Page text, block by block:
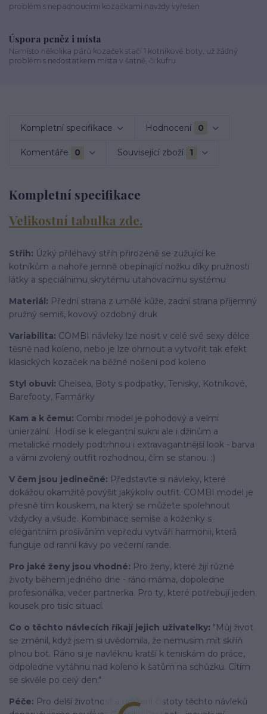
problém s nepadnoucími kozačkami navždy vyřešen
Úspora peněz i místa
Namísto několika párů kozaček stačí 1 kotníkové boty, už žádný
problém s nedostatkem místa v šatně, či kufru
Kompletní specifikace Hodnocení 0
Komentáře 0 Související zboží 1
Kompletní specifikace
Velikostní tabulka zde.
Střih: Úzký přiléhavý střih přirozeně se zužující ke
kotníkům a nahoře jemně obepínající nožku díky pružnosti
látky a speciálnimu skrytému utahovacímu systému
Materiál: Přední strana z umělé kůže, zadní strana příjemný
pružný semiš, kovový ozdobný druk
Variabilita: COMBI návleky lze nosit v celé své sexy délce
těsně nad koleno, nebo je lze ohrnout a vytvořit tak efekt
klasických kozaček na běžné nošení pod koleno
Styl obuvi: Chelsea, Boty s podpatky, Tenisky, Kotníkové,
Barefooty, Farmářky
Kam a k čemu: Combi model je pohodový a velmi
unierzální. Hodí se k elegantní sukni ale i džínům a
metalické modely podtrhnou i extravagantnější look - barva
a vámi zvolený outfit rozhodnou, čím se stanou. :)
V čem jsou jedinečné: Představte si návleky, které
dokážou okamžitě povýšit jakýkoliv outfit. COMBI model je
přesně tím kouskem, na který se můžete spolehnout
vždycky a všude. Kombinace semiše a koženky s
elegantním prošíváním vepředu vytváří harmonii, která
funguje od ranní kávy po večerní rande.
Pro jaké ženy jsou vhodné: Pro ženy, které žijí různé
životy během jedného dne - ráno máma, dopoledne
profesionálka, večer partnerka. Pro ty, které potřebují jeden
kousek pro tisíc situací.
Co o těchto návlecích říkají jejich uživatelky: "Můj život
se změnil, když jsem si uvědomila, že nemusím mít skříň
plnou bot. Ráno si je navléknu kratší k teniskám do práce,
odpoledne vytáhnu nad koleno k šatům na schůzku. Cítím
se skvěle po celý den."
Péče: Pro delší životnost a udržení čistoty těchto návleků